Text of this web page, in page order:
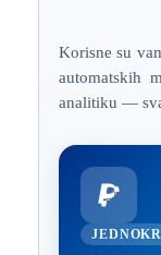
Korisne su
automatskih
analitiku —